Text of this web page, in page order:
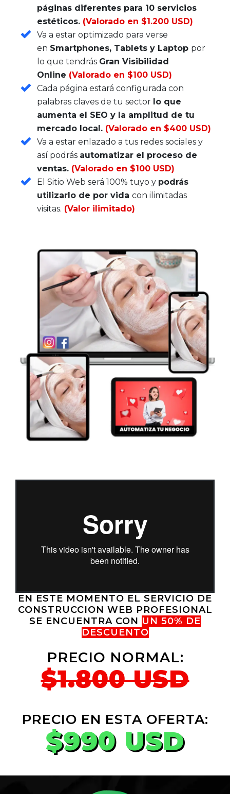
páginas diferentes para 10 servicios
estéticos. (Valorado en $1.200 USD)
Va a estar optimizado para verse
en Smartphones, Tablets y Laptop por
lo que tendrás Gran Visibilidad
Online (Valorado en $100 USD)
Cada página estará configurada con
palabras claves de tu sector lo que
aumenta el SEO y la amplitud de tu
mercado local. (Valorado en $400 USD)
Va a estar enlazado a tus redes sociales y
así podrás automatizar el proceso de
ventas. (Valorado en $100 USD)
El Sitio Web será 100% tuyo y podrás
utilizarlo de por vida con ilimitadas
visitas. (Valor ilimitado)
EN ESTE MOMENTO EL SERVICIO DE
CONSTRUCCION WEB PROFESIONAL
SE ENCUENTRA CON UN 50% DE
DESCUENTO
PRECIO NORMAL:
$1.800 USD
PRECIO EN ESTA OFERTA:
$990 USD